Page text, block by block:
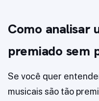
Como analisar
premiado sem
Se você quer
musicais são tão